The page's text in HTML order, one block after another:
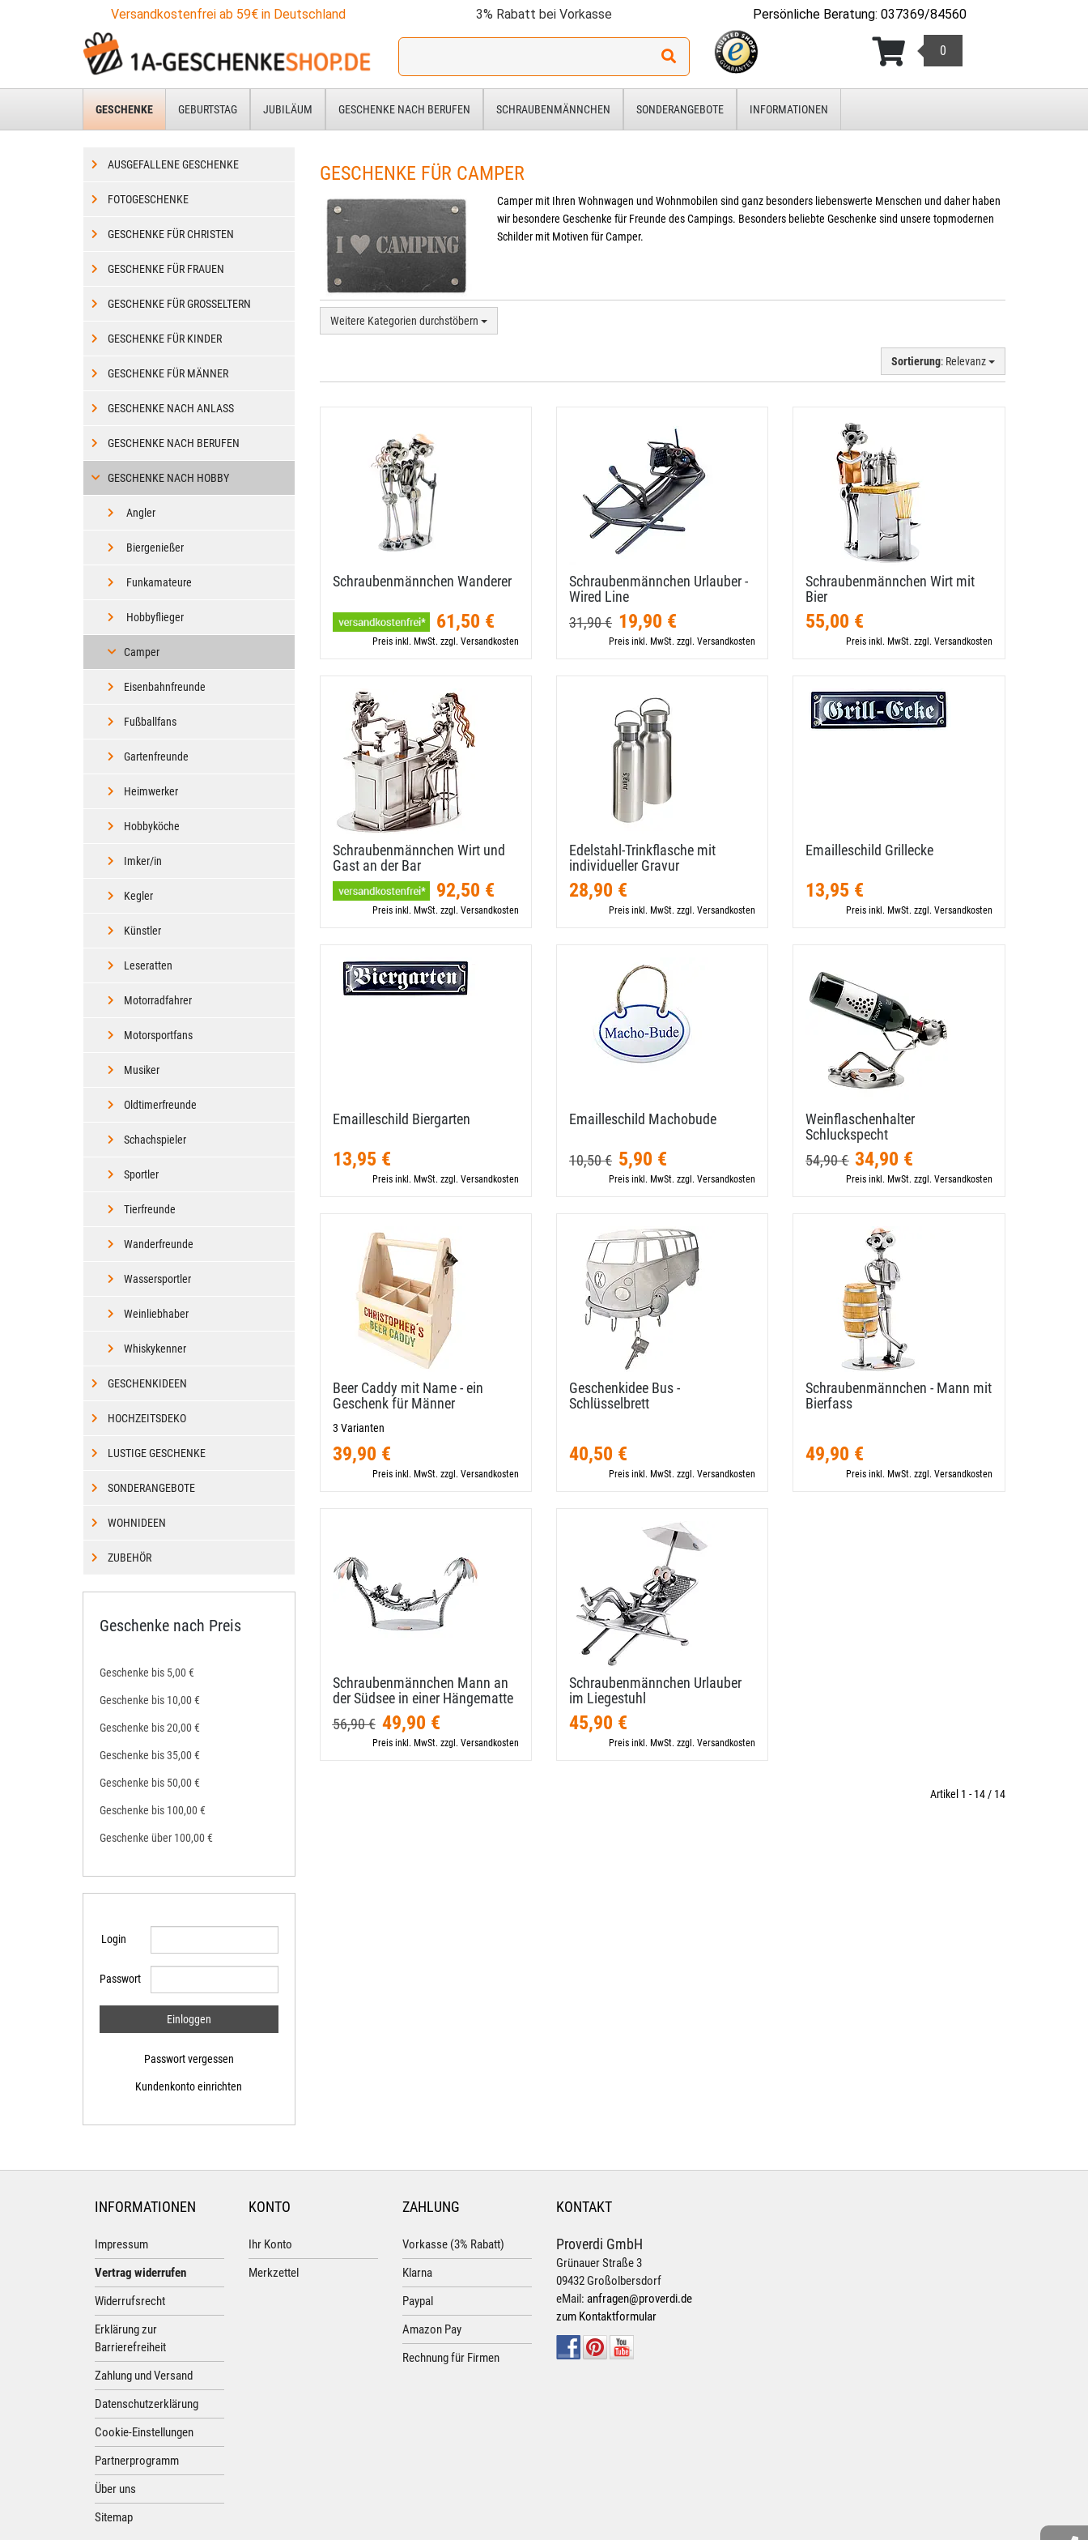
Versandkostenfrei ab 59€ in Deutschland 3% Rabatt bei Vorkasse Persönliche Beratung: 037369/84560
Ich
für:
0
GESCHENKE GEBURTSTAG JUBILÄUM GESCHENKE NACH BERUFEN SCHRAUBENMÄNNCHEN SONDERANGEBOTE INFORMATIONEN
GESCHENKE FÜR CAMPER
Camper mit Ihren Wohnwagen und Wohnmobilen sind ganz besonders liebenswerte Menschen und daher haben
wir besondere Geschenke für Freunde des Campings. Besonders beliebte Geschenke sind unsere topmodernen
Schilder mit Motiven für Camper.
Weitere Kategorien durchstöbern
Sortierung: Relevanz
Schraubenmännchen Wanderer
61,50 €
Preis inkl. MwSt. zzgl. Versandkosten
Schraubenmännchen Urlauber -
Wired Line
31,90 € 19,90 €
Preis inkl. MwSt. zzgl. Versandkosten
Schraubenmännchen Wirt mit
Bier
55,00 €
Preis inkl. MwSt. zzgl. Versandkosten
Schraubenmännchen Wirt und
Gast an der Bar
92,50 €
Preis inkl. MwSt. zzgl. Versandkosten
Edelstahl-​Trinkflasche mit
individueller Gravur
28,90 €
Preis inkl. MwSt. zzgl. Versandkosten
Emailleschild Grillecke
13,95 €
Preis inkl. MwSt. zzgl. Versandkosten
Emailleschild Biergarten
13,95 €
Preis inkl. MwSt. zzgl. Versandkosten
Emailleschild Machobude
10,50 € 5,90 €
Preis inkl. MwSt. zzgl. Versandkosten
Weinflaschenhalter
Schluckspecht
54,90 € 34,90 €
Preis inkl. MwSt. zzgl. Versandkosten
Beer Caddy mit Name - ein
Geschenk für Männer
3 Varianten
39,90 €
Preis inkl. MwSt. zzgl. Versandkosten
Geschenkidee Bus -
Schlüsselbrett
40,50 €
Preis inkl. MwSt. zzgl. Versandkosten
Schraubenmännchen - Mann mit
Bierfass
49,90 €
Preis inkl. MwSt. zzgl. Versandkosten
Schraubenmännchen Mann an
der Südsee in einer Hängematte
56,90 € 49,90 €
Preis inkl. MwSt. zzgl. Versandkosten
Schraubenmännchen Urlauber
im Liegestuhl
45,90 €
Preis inkl. MwSt. zzgl. Versandkosten
Artikel 1 - 14 / 14
AUSGEFALLENE GESCHENKE
FOTOGESCHENKE
GESCHENKE FÜR CHRISTEN
GESCHENKE FÜR FRAUEN
GESCHENKE FÜR GROSSELTERN
GESCHENKE FÜR KINDER
GESCHENKE FÜR MÄNNER
GESCHENKE NACH ANLASS
GESCHENKE NACH BERUFEN
GESCHENKE NACH HOBBY
Angler
Biergenießer
Funkamateure
Hobbyflieger
Camper
Eisenbahnfreunde
Fußballfans
Gartenfreunde
Heimwerker
Hobbyköche
Imker/in
Kegler
Künstler
Leseratten
Motorradfahrer
Motorsportfans
Musiker
Oldtimerfreunde
Schachspieler
Sportler
Tierfreunde
Wanderfreunde
Wassersportler
Weinliebhaber
Whiskykenner
GESCHENKIDEEN
HOCHZEITSDEKO
LUSTIGE GESCHENKE
SONDERANGEBOTE
WOHNIDEEN
ZUBEHÖR
Geschenke nach Preis
Geschenke bis 5,00 €
Geschenke bis 10,00 €
Geschenke bis 20,00 €
Geschenke bis 35,00 €
Geschenke bis 50,00 €
Geschenke bis 100,00 €
Geschenke über 100,00 €
Login
Passwort
Passwort vergessen
Kundenkonto einrichten
INFORMATIONEN
Impressum
Vertrag widerrufen
Widerrufsrecht
Erklärung zur
Barrierefreiheit
Zahlung und Versand
Datenschutzerklärung
Cookie-Einstellungen
Partnerprogramm
Über uns
Sitemap
KONTO
Ihr Konto
Merkzettel
ZAHLUNG
Vorkasse (3% Rabatt)
Klarna
Paypal
Amazon Pay
Rechnung für Firmen
KONTAKT
Proverdi GmbH
Grünauer Straße 3
09432 Großolbersdorf
eMail: anfragen@proverdi.de
zum Kontaktformular